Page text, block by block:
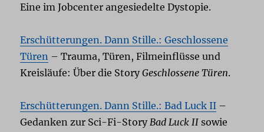
Eine im Jobcenter angesiedelte Dystopie.
Erschütterungen. Dann Stille.: Geschlossene
Türen – Trauma, Türen, Filmeinflüsse und
Kreisläufe: Über die StoryGeschlossene Türen.
Erschütterungen. Dann Stille.: Bad Luck II –
Gedanken zur Sci-Fi-StoryBad Luck II sowie